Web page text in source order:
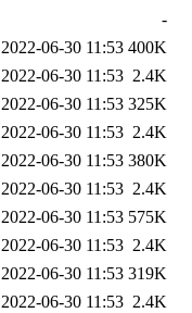
-
2022-06-30 11:53 400K
2022-06-30 11:53 2.4K
2022-06-30 11:53 325K
2022-06-30 11:53 2.4K
2022-06-30 11:53 380K
2022-06-30 11:53 2.4K
2022-06-30 11:53 575K
2022-06-30 11:53 2.4K
2022-06-30 11:53 319K
2022-06-30 11:53 2.4K